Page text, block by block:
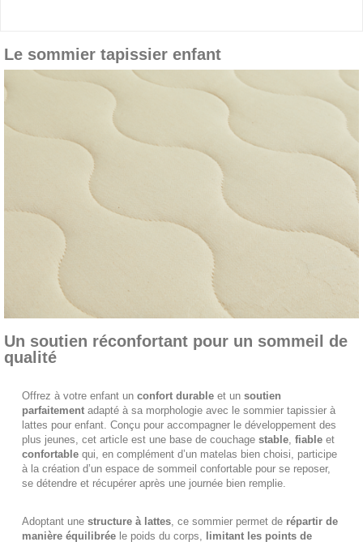
Le sommier tapissier enfant
Un soutien réconfortant pour un sommeil de
qualité
Offrez à votre enfant un confort durableet un soutien
parfaitementadapté à sa morphologie avec le sommier tapissier à
lattes pour enfant. Conçu pour accompagner le développement des
plus jeunes, cet article est une base de couchage stable, fiableet
confortablequi, en complément d’un matelas bien choisi, participe
à la création d’un espace de sommeil confortable pour se reposer,
se détendre et récupérer après une journée bien remplie.
Adoptant unestructure à lattes, ce sommier permet de répartir de
manière équilibréele poids du corps,
limitant les points de